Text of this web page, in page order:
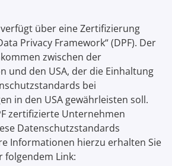
über eine Zertifizierung
Privacy Framework“ (DPF). Der
zwischen der
und den USA, der die Einhaltung
bei
in den USA gewährleisten soll.
zertifizierte Unternehmen
Datenschutzstandards
Informationen hierzu erhalten Sie
Link: